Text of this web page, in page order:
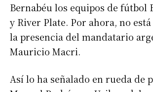
Bernabéu los equipos de fútbol
y River Plate. Por ahora, no
la presencia del mandatario
Mauricio Macri.
Así lo ha señalado en rueda de